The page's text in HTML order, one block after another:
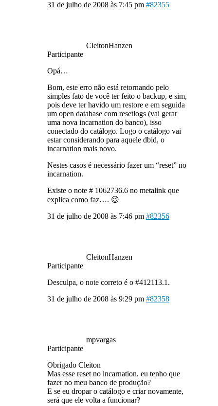
31 de julho de 2008 às 7:45 pm #82355
CleitonHanzen
Participante
Opá…
Bom, este erro não está retornando pelo
simples fato de você ter feito o backup, e sim,
pois deve ter havido um restore e em seguida
um open database com resetlogs (vai gerar
uma nova incarnation do banco), isso
conectado do catálogo. Logo o catálogo vai
estar considerando para aquele dbid, o
incarnation mais novo.
Nestes casos é necessário fazer um “reset” no
incarnation.
Existe o note # 1062736.6 no metalink que
explica como faz…. 😉
31 de julho de 2008 às 7:46 pm #82356
CleitonHanzen
Participante
Desculpa, o note correto é o #412113.1.
31 de julho de 2008 às 9:29 pm #82358
mpvargas
Participante
Obrigado Cleiton
Mas esse reset no incarnation, eu tenho que
fazer no meu banco de produção?
E se eu dropar o catálogo e criar novamente,
será que ele volta a funcionar?